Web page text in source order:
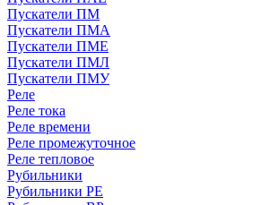
Пускатели ПМ
Пускатели ПМА
Пускатели ПМЕ
Пускатели ПМЛ
Пускатели ПМУ
Реле
Реле тока
Реле времени
Реле промежуточное
Реле тепловое
Рубильники
Рубильники РЕ